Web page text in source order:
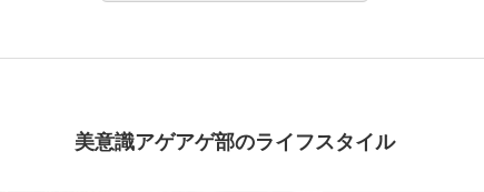
美意識アゲアゲ部のライフスタイル